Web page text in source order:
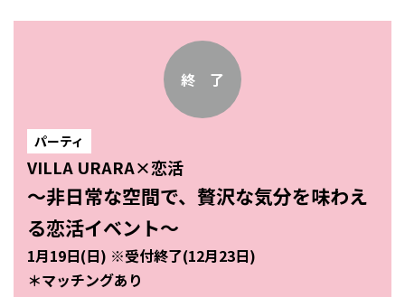
終 了
パーティ
VILLA URARA×恋活
～非日常な空間で、贅沢な気分を味わえ
る恋活イベント～
1月19日(日) ※受付終了(12月23日)
＊マッチングあり